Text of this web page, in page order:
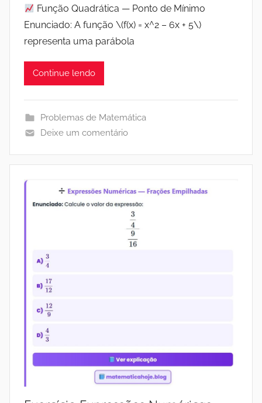
Função Quadrática — Ponto de Mínimo
Enunciado: A função \(f(x) = x^2 – 6x + 5\)
representa uma parábola
Continue lendo
Problemas de Matemática
Deixe um comentário